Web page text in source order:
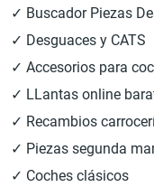
✓ Buscador Piezas
✓ Desguaces y CATS
✓ Accesorios para
✓ LLantas online
✓ Recambios
✓ Piezas segunda
✓ Coches clásicos